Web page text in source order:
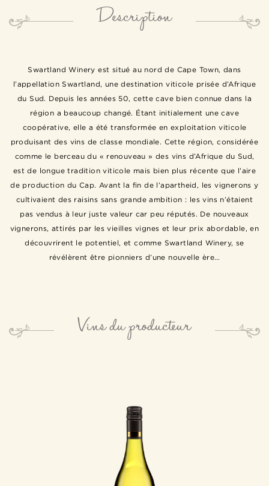
Description
Swartland Winery est situé au nord de Cape Town, dans
l’appellation Swartland, une destination viticole prisée d’Afrique
du Sud. Depuis les années 50, cette cave bien connue dans la
région a beaucoup changé. Étant initialement une cave
coopérative, elle a été transformée en exploitation viticole
produisant des vins de classe mondiale. Cette région, considérée
comme le berceau du « renouveau » des vins d’Afrique du Sud,
est de longue tradition viticole mais bien plus récente que l’aire
de production du Cap. Avant la fin de l’apartheid, les vignerons y
cultivaient des raisins sans grande ambition : les vins n’étaient
pas vendus à leur juste valeur car peu réputés. De nouveaux
vignerons, attirés par les vieilles vignes et leur prix abordable, en
découvrirent le potentiel, et comme Swartland Winery, se
révélèrent être pionniers d’une nouvelle ère…
Vins du producteur